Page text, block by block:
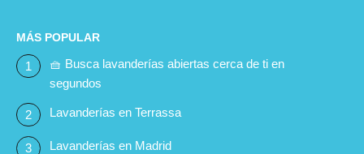
MÁS POPULAR
🧺 Busca lavanderías abiertas cerca de ti en
segundos
Lavanderías en Terrassa
Lavanderías en Madrid